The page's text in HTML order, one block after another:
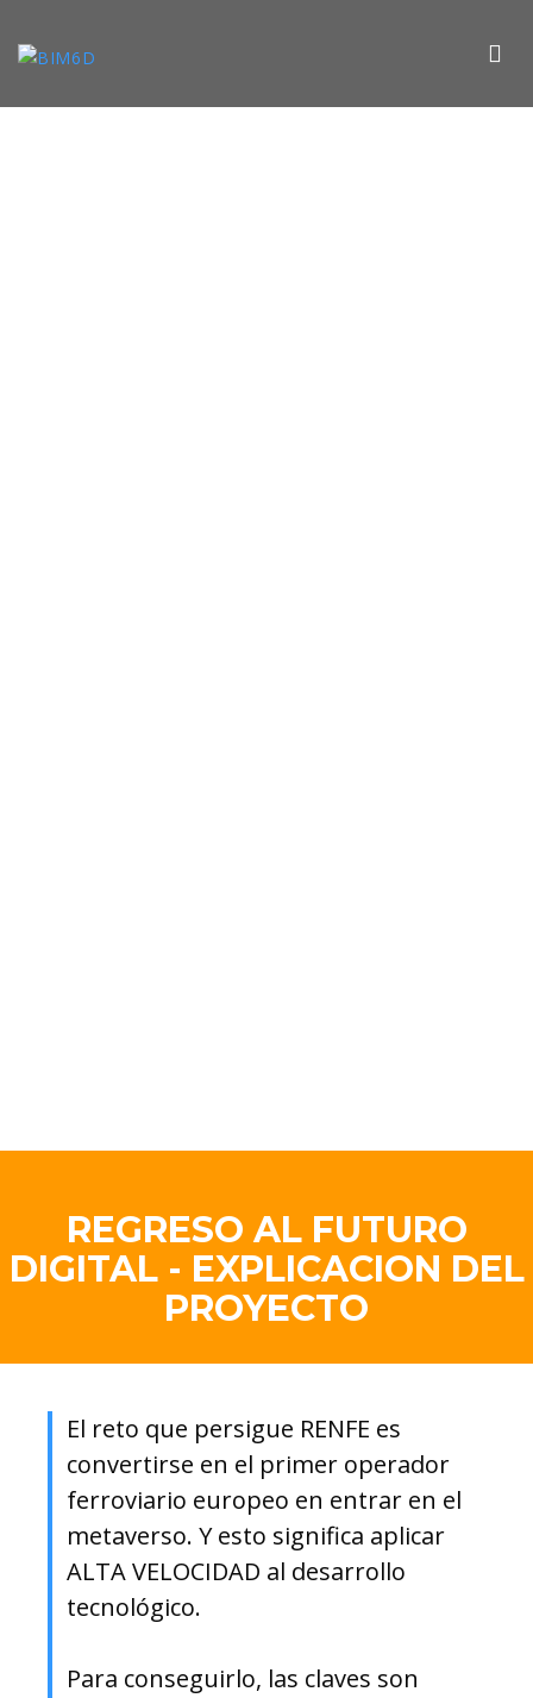
REGRESO AL FUTURO
DIGITAL - EXPLICACION DEL
PROYECTO
El reto que persigue RENFE es
convertirse en el primer operador
ferroviario europeo en entrar en el
metaverso. Y esto significa aplicar
ALTA VELOCIDAD al desarrollo
tecnológico.
Para conseguirlo, las claves son